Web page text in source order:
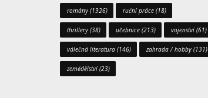
romány (1926) ruční práce (18)
thrillery (38) učebnice (213) vojenství(61)
válečná literatura (146) zahrada / hobby (131)
zemědělství(23)